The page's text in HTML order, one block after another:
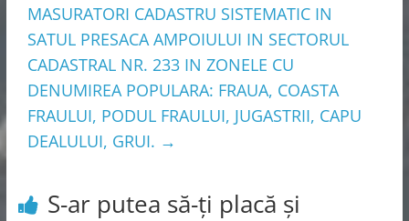
MASURATORI CADASTRU SISTEMATIC IN
SATUL PRESACA AMPOIULUI IN SECTORUL
CADASTRAL NR. 233 IN ZONELE CU
DENUMIREA POPULARA: FRAUA, COASTA
FRAULUI, PODUL FRAULUI, JUGASTRII, CAPU
DEALULUI, GRUI. →
S-ar putea să-ți placă și